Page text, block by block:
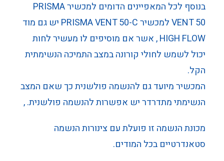
בנוסף לכל המאפיינים הדומים למכשיר PRISMA
VENT 50 למכשיר PRISMA VENT 50-C יש גם מוד
HIGH FLOW , אשר אם מוסיפים לו מעשיר לחות
יכול לשמש לחולי קורונה במצב התמיכה הנשימתית
הקל.
המכשיר מיועד גם להנשמה פולשנית כך שאם המצב
הנשימתי מתדרדר יש אפשרות להנשמה פולשנית. ,
מכונת הנשמה זו פועלת עם צינורות הנשמה
סטאנדרטיים בכל המודים.